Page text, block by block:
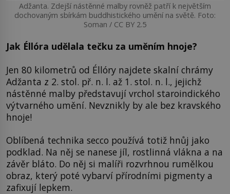
Adžanta. Zdejší nástěnné malby rovněž patří k největším
dochovaným sbírkám buddhistického umění na světě. Foto:
Soman / CC BY 2.5
Jak Éllóra udělala tečku za uměním hnoje?
Jen 80 kilometrů od Éllóry najdete skalní chrámy
Adžanta z 2. stol. př. n. l. až 1. stol. n. l., jejichž
nástěnné malby představují vrchol staroindického
výtvarného umění. Nevznikly by ale bez kravského
hnoje!
Oblíbená technika secco používá totiž hnůj jako
podklad. Na něj se nanese jíl, rostlinná vlákna a na
závěr bláto. Do něj si malíři rozvrhnou rumělkou
obraz, který poté vybarví přírodními pigmenty a
zafixují lepkem.